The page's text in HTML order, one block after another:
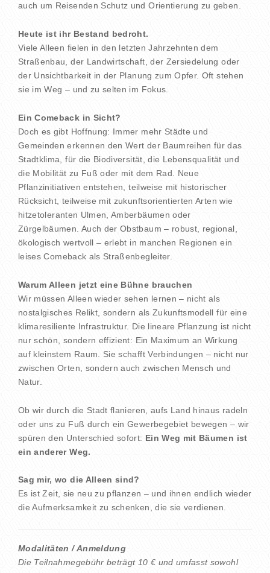
auch um Reisenden Schutz und Orientierung zu geben.
Heute ist ihr Bestand bedroht.
Viele Alleen fielen in den letzten Jahrzehnten dem
Straßenbau, der Landwirtschaft, der Zersiedelung oder
der Unsichtbarkeit in der Planung zum Opfer. Oft stehen
sie im Weg – und zu selten im Fokus.
Ein Comeback in Sicht?
Doch es gibt Hoffnung: Immer mehr Städte und
Gemeinden erkennen den Wert der Baumreihen für das
Stadtklima, für die Biodiversität, die Lebensqualität und
die Mobilität zu Fuß oder mit dem Rad. Neue
Pflanzinitiativen entstehen, teilweise mit historischer
Rücksicht, teilweise mit zukunftsorientierten Arten wie
hitzetoleranten Ulmen, Amberbäumen oder
Zürgelbäumen. Auch der Obstbaum – robust, regional,
ökologisch wertvoll – erlebt in manchen Regionen ein
leises Comeback als Straßenbegleiter.
Warum Alleen jetzt eine Bühne brauchen
Wir müssen Alleen wieder sehen lernen – nicht als
nostalgisches Relikt, sondern als Zukunftsmodell für eine
klimaresiliente Infrastruktur. Die lineare Pflanzung ist nicht
nur schön, sondern effizient: Ein Maximum an Wirkung
auf kleinstem Raum. Sie schafft Verbindungen – nicht nur
zwischen Orten, sondern auch zwischen Mensch und
Natur.
Ob wir durch die Stadt flanieren, aufs Land hinaus radeln
oder uns zu Fuß durch ein Gewerbegebiet bewegen – wir
spüren den Unterschied sofort: Ein Weg mit Bäumen ist
ein anderer Weg.
Sag mir, wo die Alleen sind?
Es ist Zeit, sie neu zu pflanzen – und ihnen endlich wieder
die Aufmerksamkeit zu schenken, die sie verdienen.
Modalitäten / Anmeldung
Die Teilnahmegebühr beträgt 10 € und umfasst sowohl